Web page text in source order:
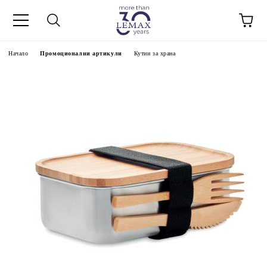
Начало Промоционални артикули Кутии за храна